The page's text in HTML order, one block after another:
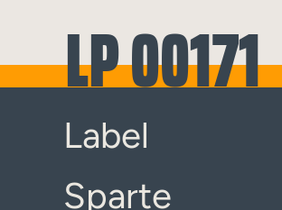
LP 00171
Label
Sparte